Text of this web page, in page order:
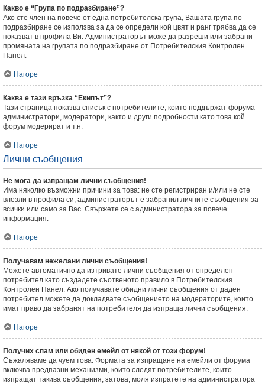
Какво е “Група по подразбиране”?
Ако сте член на повече от една потребителска група, Вашата група по
подразбиране се използва за да се определи кой цвят и ранг трябва да се
показват в профила Ви. Администраторът може да разреши или забрани
промяната на групата по подразбиране от Потребителския Контролен
Панел.
Нагоре
Каква е тази връзка “Екипът”?
Тази страница показва списък с потребителите, които поддържат форума -
администратори, модератори, както и други подробности като това кой
форум модерират и т.н.
Нагоре
Лични съобщения
Не мога да изпращам лични съобщения!
Има няколко възможни причини за това: не сте регистриран и/или не сте
влезли в профила си, администраторът е забранил личните съобщения за
всички или само за Вас. Свържете се с администратора за повече
информация.
Нагоре
Получавам нежелани лични съобщения!
Можете автоматично да изтривате лични съобщения от определен
потребител като създадете съотвеното правило в Потребителския
Контролен Панел. Ако получавате обидни лични съобщения от даден
потребител можете да докладвате съобщението на модераторите, които
имат право да забранят на потребителя да изпраща лични съобщения.
Нагоре
Получих спам или обиден емейл от някой от този форум!
Съжаляваме да чуем това. Формата за изпращане на емейли от форума
включва предпазни механизми, които следят потребителите, които
изпращат такива съобщения, затова, моля изпратете на администратора